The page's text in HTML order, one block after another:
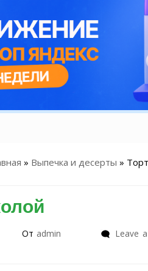
» Выпечка и десерты »
От admin
Leave a